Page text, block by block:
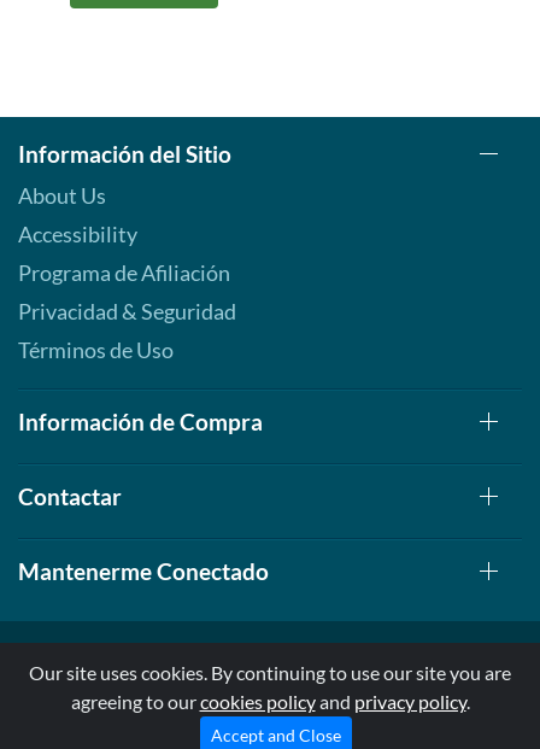
Información del Sitio
About Us
Accessibility
Programa de Afiliación
Privacidad & Seguridad
Términos de Uso
Información de Compra
Contactar
Mantenerme Conectado
© 1999-2026, AllStarHealth.com | All Rights Reserved
* Estas declaraciones no han sido evaluadas por la FDA
Our site uses cookies. By continuing to use our site you are
agreeing to ourcookies policyand privacy policy.
Accept and Close